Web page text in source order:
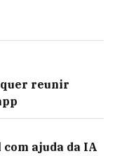
quer reunir
ajuda da IA